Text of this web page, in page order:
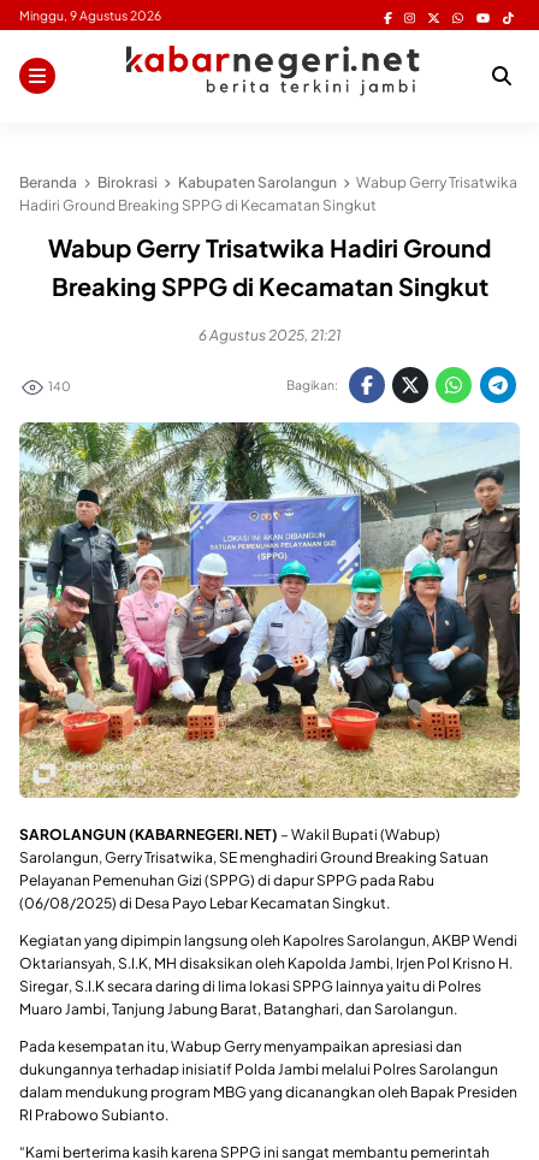
Skip
content
Minggu, 9 Agustus 2026
Beranda Birokrasi Kabupaten Sarolangun
Wabup Gerry Trisatwika
Hadiri Ground Breaking SPPG di Kecamatan Singkut
Wabup Gerry Trisatwika Hadiri Ground
Breaking SPPG di Kecamatan Singkut
6 Agustus 2025, 21:21
140 Bagikan:
SAROLANGUN (KABARNEGERI.NET) – Wakil Bupati (Wabup)
Sarolangun, Gerry Trisatwika, SE menghadiri Ground Breaking Satuan
Pelayanan Pemenuhan Gizi (SPPG) di dapur SPPG pada Rabu
(06/08/2025) di Desa Payo Lebar Kecamatan Singkut.
Kegiatan yang dipimpin langsung oleh Kapolres Sarolangun, AKBP Wendi
Oktariansyah, S.I.K, MH disaksikan oleh Kapolda Jambi, Irjen Pol Krisno H.
Siregar, S.I.K secara daring di lima lokasi SPPG lainnya yaitu di Polres
Muaro Jambi, Tanjung Jabung Barat, Batanghari, dan Sarolangun.
Pada kesempatan itu, Wabup Gerry menyampaikan apresiasi dan
dukungannya terhadap inisiatif Polda Jambi melalui Polres Sarolangun
dalam mendukung program MBG yang dicanangkan oleh Bapak Presiden
RI Prabowo Subianto.
“Kami berterima kasih karena SPPG ini sangat membantu pemerintah